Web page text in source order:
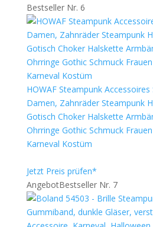
Bestseller Nr. 6
HOWAF Steampunk
Damen, Zahnräder Steampunk
Gotisch Choker Halskette
Ohrringe Gothic Schmuck
Karneval Kostüm
Jetzt Preis prüfen*
AngebotBestseller Nr. 7